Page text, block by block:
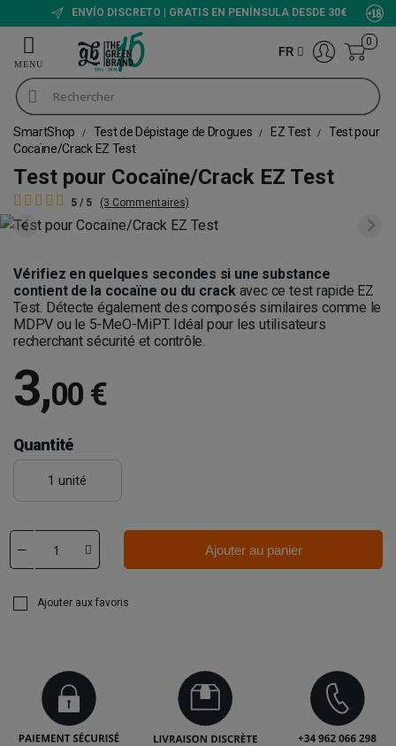
ENVÍO DISCRETO | GRATIS EN PENÍNSULA DESDE 30€
FR
0
SmartShop Test de Dépistage de Drogues EZ Test
Test pour
Cocaïne/Crack EZ Test
Test pour Cocaïne/Crack EZ Test
5 / 5 (3 Commentaires)
Vérifiez en quelques secondes si une substance
contient de la cocaïne ou du crackavec ce test rapide EZ
Test. Détecte également des composés similaires comme le
MDPV ou le 5-MeO-MiPT. Idéal pour les utilisateurs
recherchant sécurité et contrôle.
3,00 €
Quantité
1 unité
Ajouter au panier
Ajouter aux favoris